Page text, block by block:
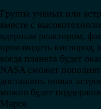
Группа ученых или
вместе с
ядерным реактором,
производить
когда планета будет
NASA сможет
доставлять новых
можно будет
Марсе.